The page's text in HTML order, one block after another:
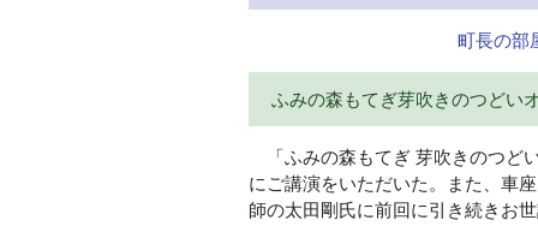
町長の
ふみの森もてぎ芽吹きのつどい
「ふみの森もてぎ 芽吹きのつど
にご講演をいただいた。また、車
師の太田剛氏に前回に引き続きお